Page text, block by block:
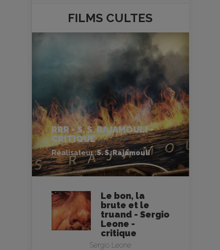
FILMS CULTES
RRR - S. S. RAJAMOULI -
CRITIQUE
Réalisateur :S. S. Rajamouli
Le bon, la
brute et le
truand - Sergio
Leone -
critique
Sergio Leone